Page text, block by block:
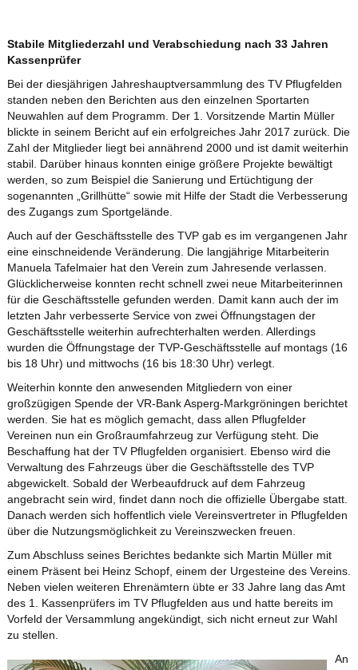
Stabile Mitgliederzahl und Verabschiedung nach 33 Jahren
Kassenprüfer
Bei der diesjährigen Jahreshauptversammlung des TV Pflugfelden
standen neben den Berichten aus den einzelnen Sportarten
Neuwahlen auf dem Programm. Der 1. Vorsitzende Martin Müller
blickte in seinem Bericht auf ein erfolgreiches Jahr 2017 zurück. Die
Zahl der Mitglieder liegt bei annährend 2000 und ist damit weiterhin
stabil. Darüber hinaus konnten einige größere Projekte bewältigt
werden, so zum Beispiel die Sanierung und Ertüchtigung der
sogenannten „Grillhütte“ sowie mit Hilfe der Stadt die Verbesserung
des Zugangs zum Sportgelände.
Auch auf der Geschäftsstelle des TVP gab es im vergangenen Jahr
eine einschneidende Veränderung. Die langjährige Mitarbeiterin
Manuela Tafelmaier hat den Verein zum Jahresende verlassen.
Glücklicherweise konnten recht schnell zwei neue Mitarbeiterinnen
für die Geschäftsstelle gefunden werden. Damit kann auch der im
letzten Jahr verbesserte Service von zwei Öffnungstagen der
Geschäftsstelle weiterhin aufrechterhalten werden. Allerdings
wurden die Öffnungstage der TVP-Geschäftsstelle auf montags (16
bis 18 Uhr) und mittwochs (16 bis 18:30 Uhr) verlegt.
Weiterhin konnte den anwesenden Mitgliedern von einer
großzügigen Spende der VR-Bank Asperg-Markgröningen berichtet
werden. Sie hat es möglich gemacht, dass allen Pflugfelder
Vereinen nun ein Großraumfahrzeug zur Verfügung steht. Die
Beschaffung hat der TV Pflugfelden organisiert. Ebenso wird die
Verwaltung des Fahrzeugs über die Geschäftsstelle des TVP
abgewickelt. Sobald der Werbeaufdruck auf dem Fahrzeug
angebracht sein wird, findet dann noch die offizielle Übergabe statt.
Danach werden sich hoffentlich viele Vereinsvertreter in Pflugfelden
über die Nutzungsmöglichkeit zu Vereinszwecken freuen.
Zum Abschluss seines Berichtes bedankte sich Martin Müller mit
einem Präsent bei Heinz Schopf, einem der Urgesteine des Vereins.
Neben vielen weiteren Ehrenämtern übte er 33 Jahre lang das Amt
des 1. Kassenprüfers im TV Pflugfelden aus und hatte bereits im
Vorfeld der Versammlung angekündigt, sich nicht erneut zur Wahl
zu stellen.
An